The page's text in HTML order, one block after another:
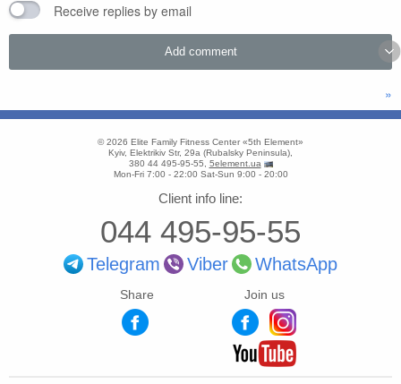
Receive replies by email
»
© 2026 Elite Family Fitness Center «5th Element»
Kyiv, Elektrikiv Str, 29a (Rubalsky Peninsula),
380 44 495-95-55
5element.ua
Mon-Fri 7:00 - 22:00 Sat-Sun 9:00 - 20:00
Client info line:
044 495-95-55
Telegram Viber WhatsApp
Share Join us